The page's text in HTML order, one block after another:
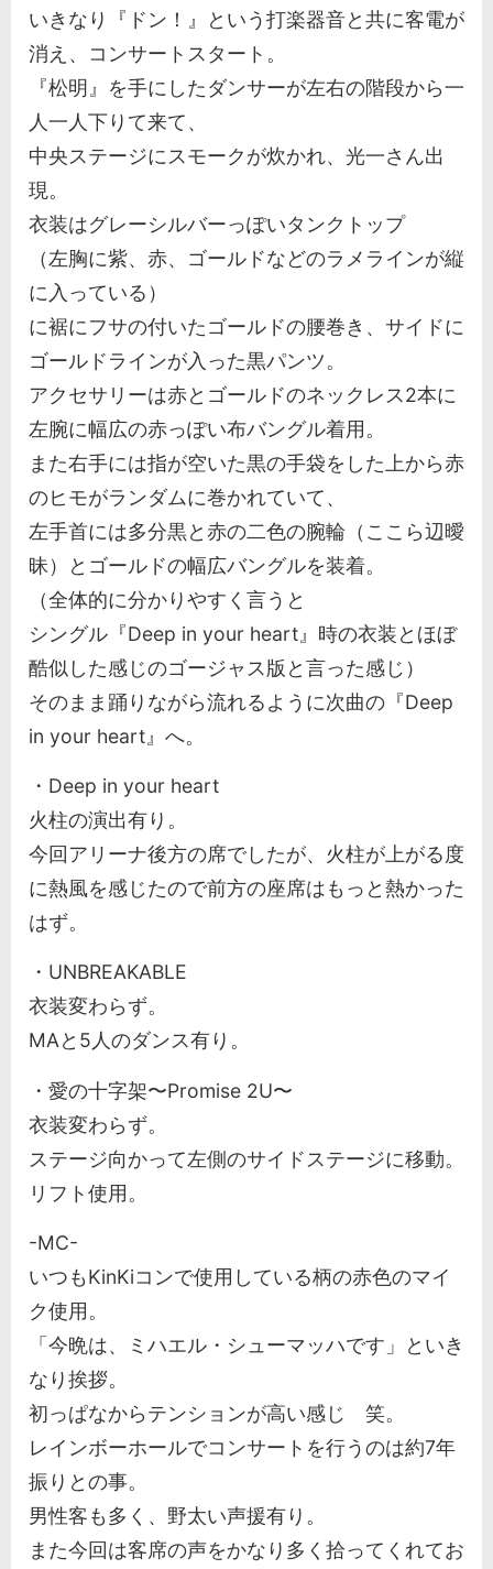
いきなり『ドン！』という打楽器音と共に客電が
消え、コンサートスタート。
『松明』を手にしたダンサーが左右の階段から一
人一人下りて来て、
中央ステージにスモークが炊かれ、光一さん出
現。
衣装はグレーシルバーっぽいタンクトップ
（左胸に紫、赤、ゴールドなどのラメラインが縦
に入っている）
に裾にフサの付いたゴールドの腰巻き、サイドに
ゴールドラインが入った黒パンツ。
アクセサリーは赤とゴールドのネックレス2本に
左腕に幅広の赤っぽい布バングル着用。
また右手には指が空いた黒の手袋をした上から赤
のヒモがランダムに巻かれていて、
左手首には多分黒と赤の二色の腕輪（ここら辺曖
昧）とゴールドの幅広バングルを装着。
（全体的に分かりやすく言うと
シングル『Deep in your heart』時の衣装とほぼ
酷似した感じのゴージャス版と言った感じ）
そのまま踊りながら流れるように次曲の『Deep
in your heart』へ。
・Deep in your heart
火柱の演出有り。
今回アリーナ後方の席でしたが、火柱が上がる度
に熱風を感じたので前方の座席はもっと熱かった
はず。
・UNBREAKABLE
衣装変わらず。
MAと5人のダンス有り。
・愛の十字架〜Promise 2U〜
衣装変わらず。
ステージ向かって左側のサイドステージに移動。
リフト使用。
-MC-
いつもKinKiコンで使用している柄の赤色のマイ
ク使用。
「今晩は、ミハエル・シューマッハです」といき
なり挨拶。
初っぱなからテンションが高い感じ 笑。
レインボーホールでコンサートを行うのは約7年
振りとの事。
男性客も多く、野太い声援有り。
また今回は客席の声をかなり多く拾ってくれてお